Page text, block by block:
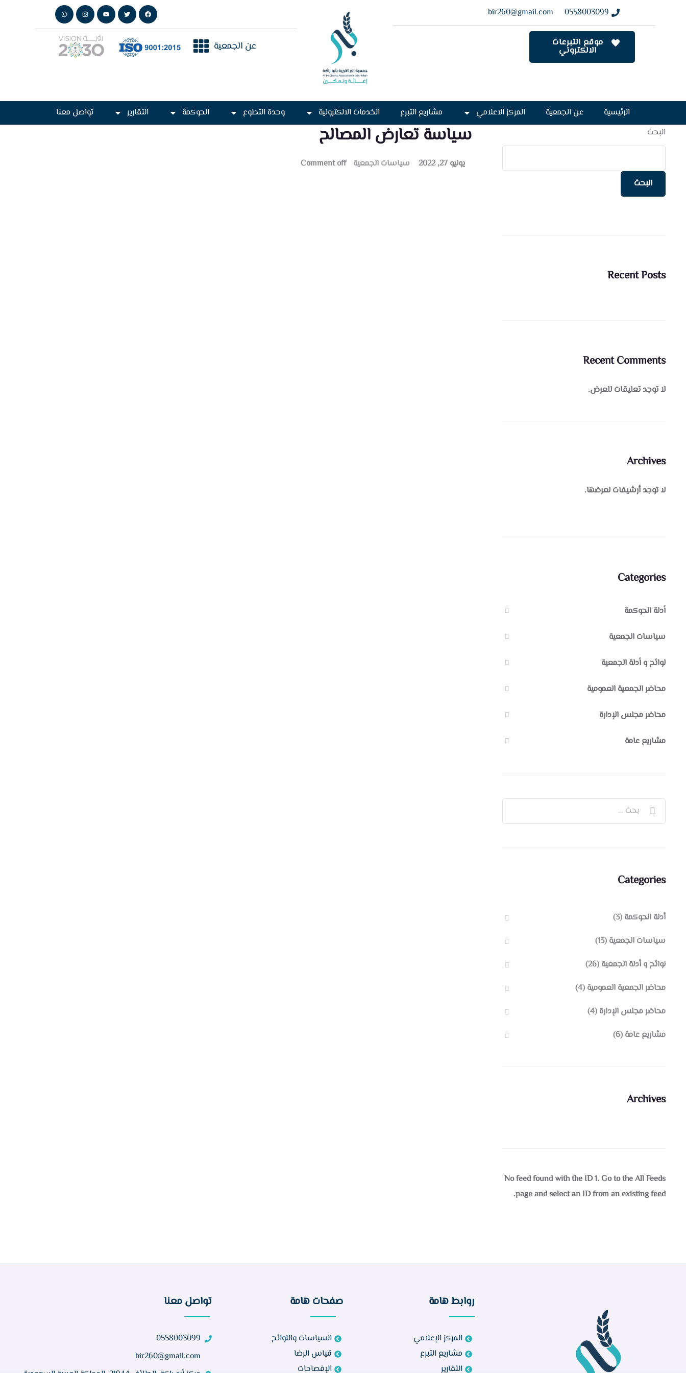
0558003099
bir260@gmail.com
موقع التبرعات
الالكتروني عن الجمعية
الرئيسية عن الجمعية المركز الاعلامي مشاريع التبرع الخدمات الالكترونية وحدة التطوع الحوكمة التقارير تواصل معنا
سياسة تعارض المصالح
يوليو 27, 2022 سياسات الجمعية Comment off
البحث
البحث
Recent Posts
Recent Comments
لا توجد تعليقات للعرض.
Archives
لا توجد أرشيفات لعرضها.
Categories
أدلة الحوكمة
سياسات الجمعية
لوائح و أدلة الجمعية
محاضر الجمعية العمومية
محاضر مجلس الإدارة
مشاريع عامة
Categories
أدلة الحوكمة (3)
سياسات الجمعية (13)
لوائح و أدلة الجمعية (26)
محاضر الجمعية العمومية (4)
محاضر مجلس الإدارة (4)
مشاريع عامة (6)
Archives
No feed found with the ID 1. Go to theAll Feeds
pageand select an ID from an existing feed.
روابط هامة
المركز الإعلامي
مشاريع التبرع
التقارير
صفحات هامة
السياسات واللوائح
قياس الرضا
الإفصاحات
تواصل معنا
0558003099
bir260@gmail.com